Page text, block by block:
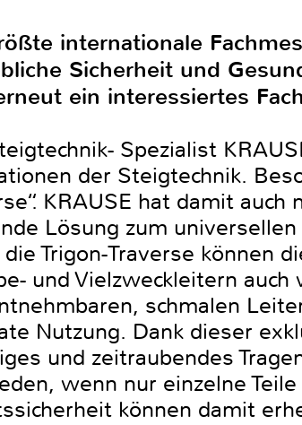
internationale
Sicherheit und
ein interessiertes
Spezialist
der Steigtechnik.
KRAUSE hat damit
Lösung zum
die Trigon-Traverse können
und Vielzweckleitern
schmalen
Nutzung. Dank dieser
und zeitraubendes
wenn nur einzelne
können damit